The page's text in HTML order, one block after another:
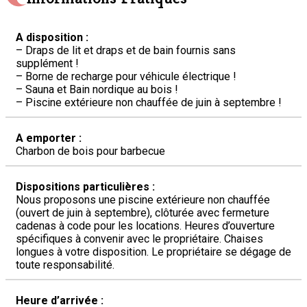
A disposition :
– Draps de lit et draps et de bain fournis sans
supplément !
– Borne de recharge pour véhicule électrique !
– Sauna et Bain nordique au bois !
– Piscine extérieure non chauffée de juin à septembre !
A emporter :
Charbon de bois pour barbecue
Dispositions particulières :
Nous proposons une piscine extérieure non chauffée
(ouvert de juin à septembre), clôturée avec fermeture
cadenas à code pour les locations. Heures d’ouverture
spécifiques à convenir avec le propriétaire. Chaises
longues à votre disposition. Le propriétaire se dégage de
toute responsabilité.
Heure d’arrivée :